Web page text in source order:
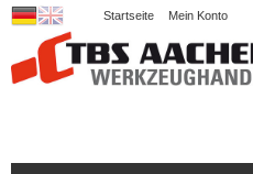
Startseite Mein Konto